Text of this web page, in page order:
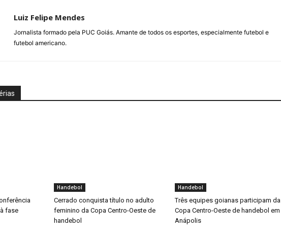
Luiz Felipe Mendes
Jornalista formado pela PUC Goiás. Amante de todos os esportes, especialmente futebol e
futebol americano.
fase
Handebol
Cerrado conquista título no adulto
feminino da Copa Centro-Oeste de
handebol
Handebol
Três equipes goianas participam da
Copa Centro-Oeste de handebol em
Anápolis